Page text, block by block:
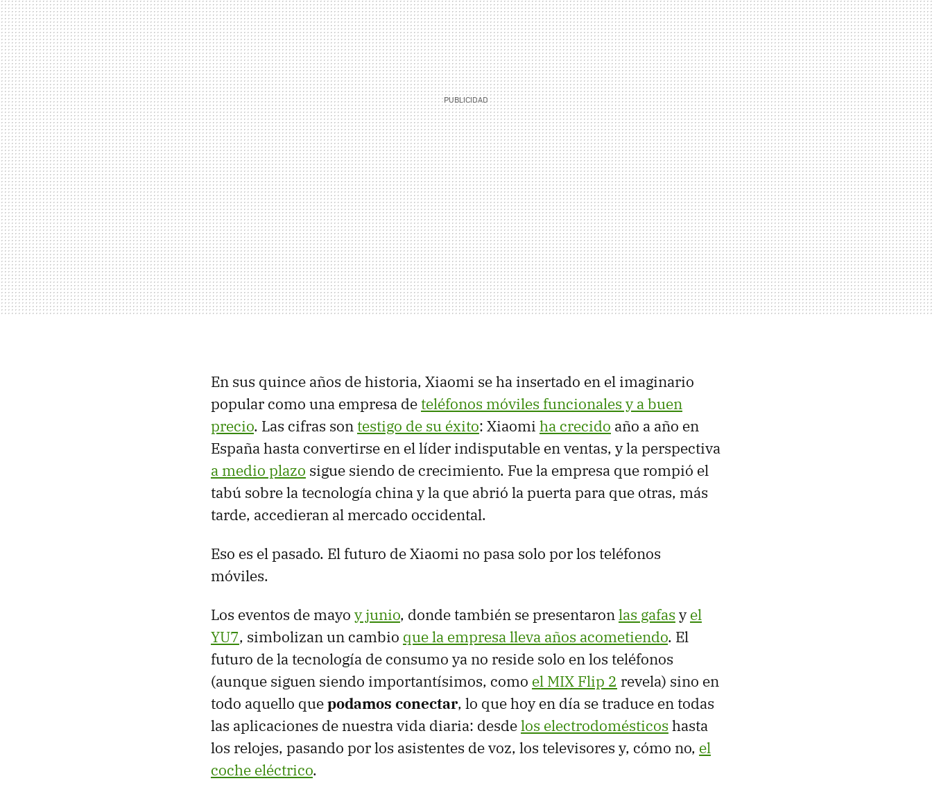
En sus quince años de historia, Xiaomi se ha insertado en el imaginario
popular como una empresa deteléfonos móviles funcionales y a buen
precio. Las cifras sontestigo de su éxito: Xiaomi ha crecido año a año en
España hasta convertirse en el líder indisputable en ventas, y la perspectiva
a medio plazo sigue siendo de crecimiento. Fue la empresa que rompió el
tabú sobre la tecnología china y la que abrió la puerta para que otras, más
tarde, accedieran al mercado occidental.
Eso es el pasado. El futuro de Xiaomi no pasa solo por los teléfonos
móviles.
Los eventos de mayo y junio, donde también se presentaronlas gafas yel
YU7, simbolizan un cambio que la empresa lleva años acometiendo. El
futuro de la tecnología de consumo ya no reside solo en los teléfonos
(aunque siguen siendo importantísimos, como el MIX Flip 2 revela) sino en
todo aquello quepodamos conectar, lo que hoy en día se traduce en todas
las aplicaciones de nuestra vida diaria: desdelos electrodomésticos hasta
los relojes, pasando por los asistentes de voz, los televisores y, cómo no, el
coche eléctrico.